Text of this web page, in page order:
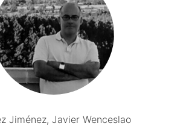
Jiménez, Javier Wenceslao